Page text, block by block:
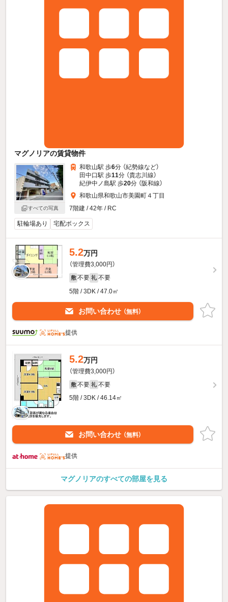
マグノリアの賃貸物件
すべての写真
和歌山駅 歩6分 （紀勢線など）
田中口駅 歩11分 （貴志川線）
紀伊中ノ島駅 歩20分 （阪和線）
和歌山県和歌山市美園町４丁目
7階建 / 42年 / RC
駐輪場あり 宅配ボックス
5.2万円
（管理費3,000円）
敷 不要 礼 不要
5階 / 3DK / 47.0㎡
お問い合わせ （無料）
提供
5.2万円
（管理費3,000円）
敷 不要 礼 不要
5階 / 3DK / 46.14㎡
お問い合わせ （無料）
提供
マグノリアのすべての部屋を見る